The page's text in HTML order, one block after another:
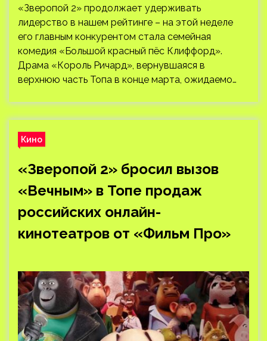
«Зверопой 2» продолжает удерживать
лидерство в нашем рейтинге – на этой неделе
его главным конкурентом стала семейная
комедия «Большой красный пёс Клиффорд».
Драма «Король Ричард», вернувшаяся в
верхнюю часть Топа в конце марта, ожидаемо…
Кино
«Зверопой 2» бросил вызов
«Вечным» в Топе продаж
российских онлайн-
кинотеатров от «Фильм Про»